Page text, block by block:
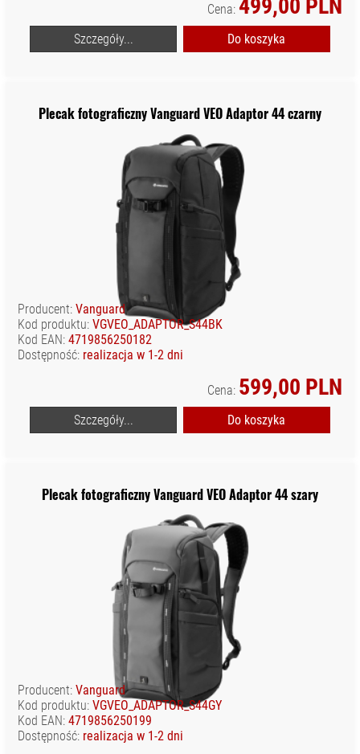
Cena: 499,00 PLN
Szczegóły... Do koszyka
Plecak fotograficzny Vanguard VEO Adaptor 44 czarny
Producent: Vanguard
Kod produktu: VGVEO_ADAPTOR_S44BK
Kod EAN: 4719856250182
Dostępność: realizacja w 1-2 dni
Cena: 599,00 PLN
Szczegóły... Do koszyka
Plecak fotograficzny Vanguard VEO Adaptor 44 szary
Producent: Vanguard
Kod produktu: VGVEO_ADAPTOR_S44GY
Kod EAN: 4719856250199
Dostępność: realizacja w 1-2 dni